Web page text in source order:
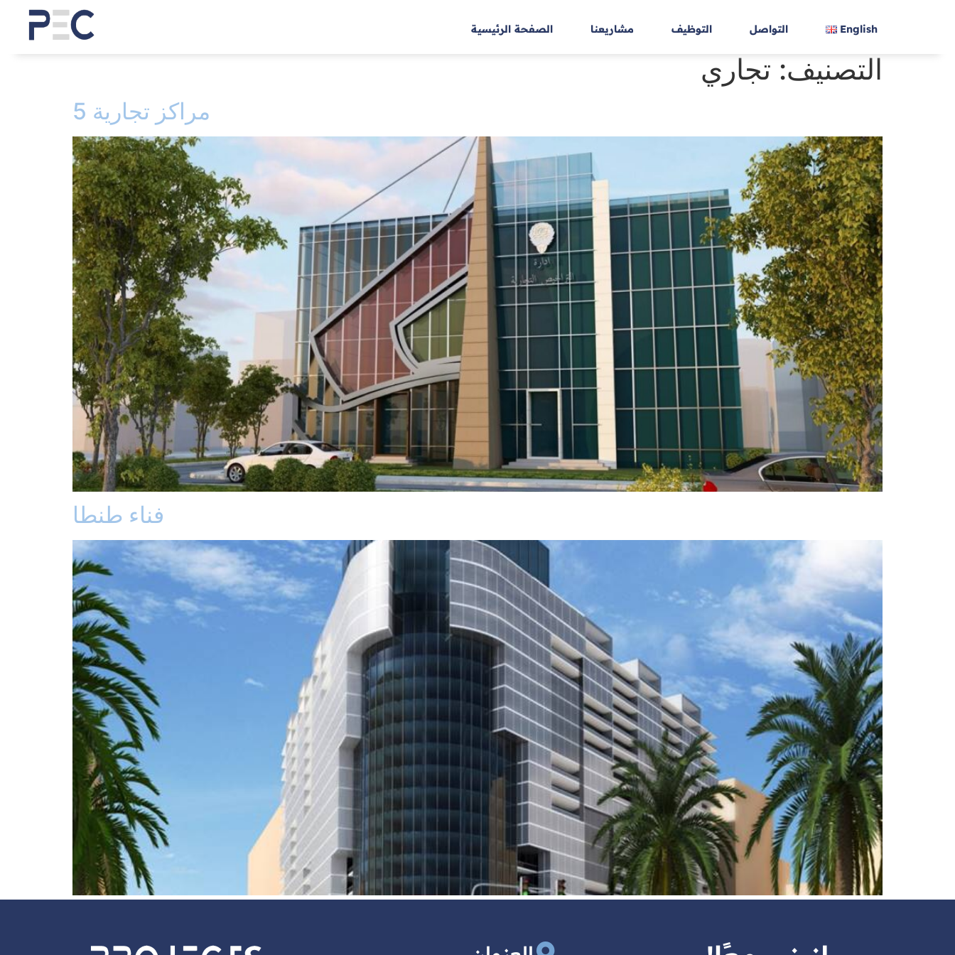
الصفحة الرئيسية مشاريعنا التوظيف التواصل English
التصنيف: تجاري
5 مراكز تجارية
فناء طنطا